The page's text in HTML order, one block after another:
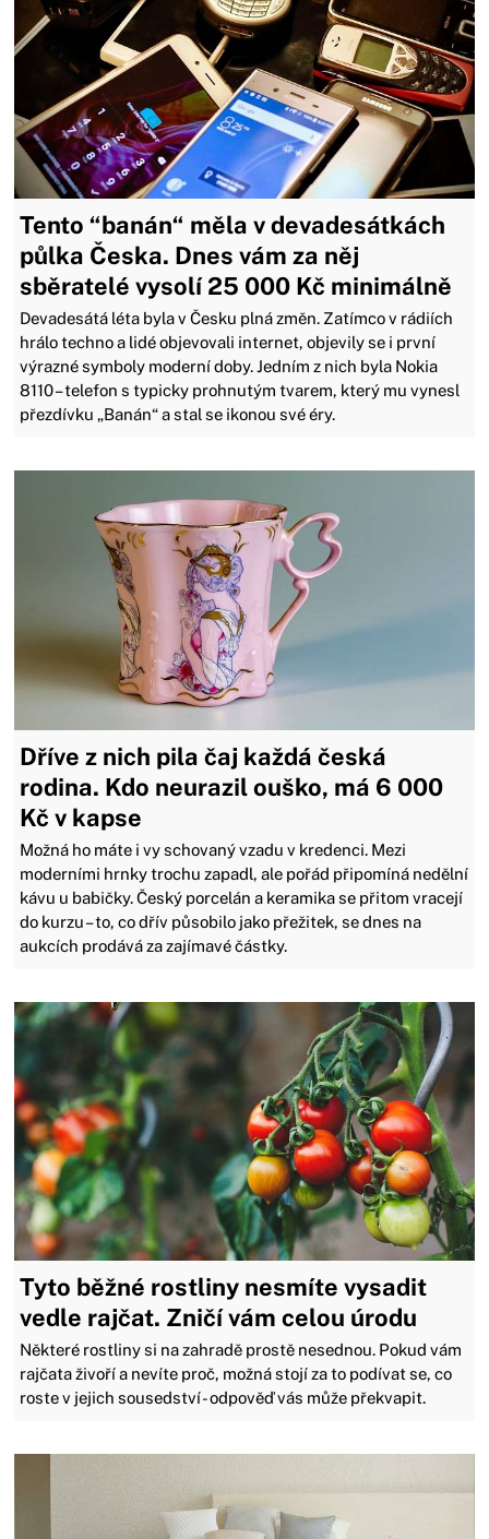
Tento “banán“ měla v devadesátkách
půlka Česka. Dnes vám za něj
sběratelé vysolí 25 000 Kč minimálně
Devadesátá léta byla v Česku plná změn. Zatímco v rádiích
hrálo techno a lidé objevovali internet, objevily se i první
výrazné symboly moderní doby. Jedním z nich byla Nokia
8110 – telefon s typicky prohnutým tvarem, který mu vynesl
přezdívku „Banán“ a stal se ikonou své éry.
Dříve z nich pila čaj každá česká
rodina. Kdo neurazil ouško, má 6 000
Kč v kapse
Možná ho máte i vy schovaný vzadu v kredenci. Mezi
moderními hrnky trochu zapadl, ale pořád připomíná nedělní
kávu u babičky. Český porcelán a keramika se přitom vracejí
do kurzu – to, co dřív působilo jako přežitek, se dnes na
aukcích prodává za zajímavé částky.
Tyto běžné rostliny nesmíte vysadit
vedle rajčat. Zničí vám celou úrodu
Některé rostliny si na zahradě prostě nesednou. Pokud vám
rajčata živoří a nevíte proč, možná stojí za to podívat se, co
roste v jejich sousedství - odpověď vás může překvapit.